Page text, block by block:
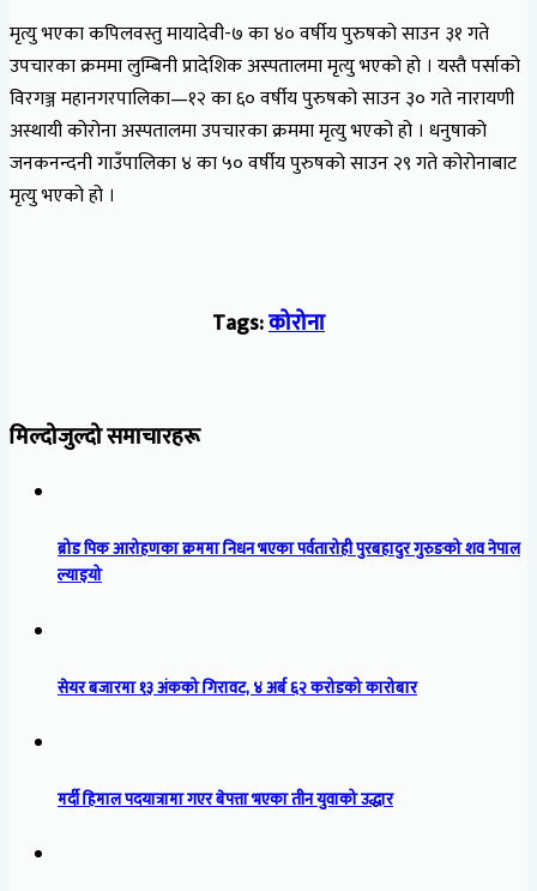
मृत्यु भएका कपिलवस्तु मायादेवी-७ का ४० वर्षीय पुरुषको साउन ३१ गते
उपचारका क्रममा लुम्बिनी प्रादेशिक अस्पतालमा मृत्यु भएको हो । यस्तै पर्साको
विरगञ्ज महानगरपालिका—१२ का ६० वर्षीय पुरुषको साउन ३० गते नारायणी
अस्थायी कोरोना अस्पतालमा उपचारका क्रममा मृत्यु भएको हो । धनुषाको
जनकनन्दनी गाउँपालिका ४ का ५० वर्षीय पुरुषको साउन २९ गते कोरोनाबाट
मृत्यु भएको हो ।
Tags:कोरोना
मिल्दोजुल्दो समाचारहरू
ब्रोड पिक आरोहणका क्रममा निधन भएका पर्वतारोही पुरबहादुर गुरुङको शव नेपाल
ल्याइयो
सेयर बजारमा १३ अंकको गिरावट, ४ अर्ब ६२ करोडको कारोबार
मर्दी हिमाल पदयात्रामा गएर बेपत्ता भएका तीन युवाको उद्धार